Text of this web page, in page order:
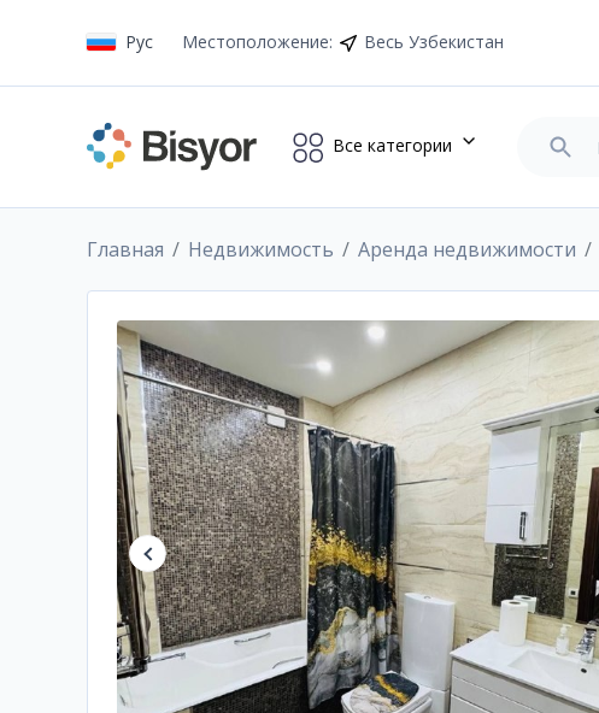
Рус Местоположение: Весь Узбекистан
Все категории
Главная Недвижимость Аренда недвижимости